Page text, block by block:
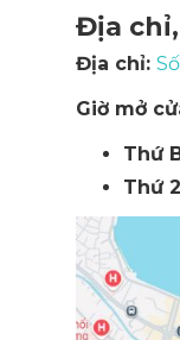
Địa
Địa chỉ:
Giờ mở
Thứ
Thứ